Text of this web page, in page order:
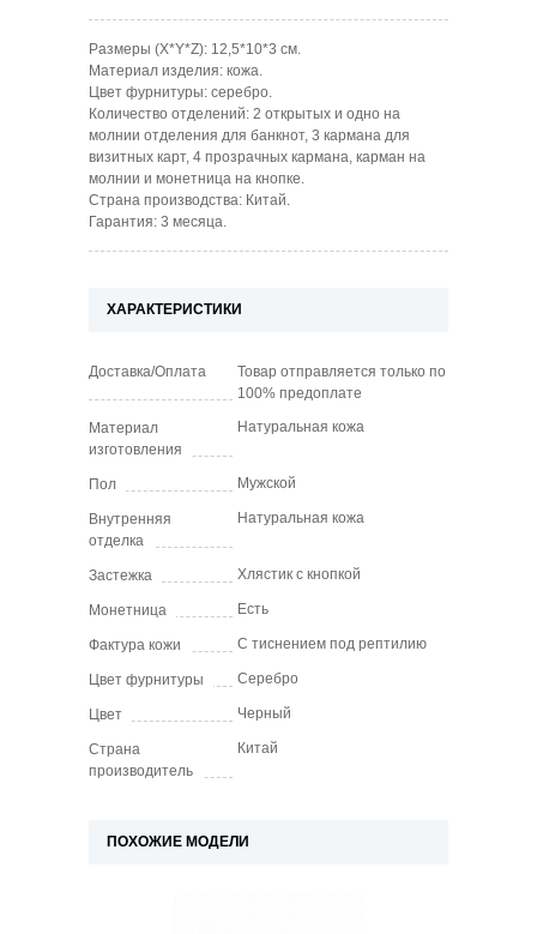
Размеры (X*Y*Z): 12,5*10*3 см.
Материал изделия: кожа.
Цвет фурнитуры: серебро.
Количество отделений: 2 открытых и одно на
молнии отделения для банкнот, 3 кармана для
визитных карт, 4 прозрачных кармана, карман на
молнии и монетница на кнопке.
Страна производства: Китай.
Гарантия: 3 месяца.
ХАРАКТЕРИСТИКИ
Доставка/Оплата
Товар отправляется только по
100% предоплате
Материал
изготовления
Натуральная кожа
Пол Мужской
Внутренняя
отделка
Натуральная кожа
Застежка Хлястик с кнопкой
Монетница Есть
Фактура кожи С тиснением под рептилию
Цвет фурнитуры Серебро
Цвет Черный
Страна
производитель
Китай
ПОХОЖИЕ МОДЕЛИ